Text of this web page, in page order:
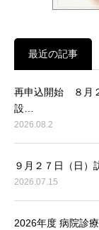
最近の記事
再申込開始 ８月
設…
2026.08.2
９月２７日（日
2026.07.15
2026年度 病院診